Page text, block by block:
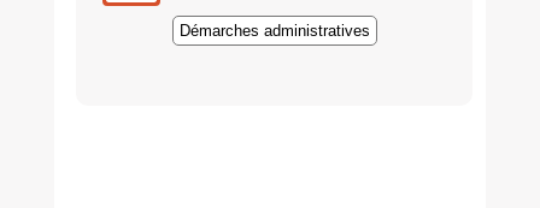
Démarches administratives